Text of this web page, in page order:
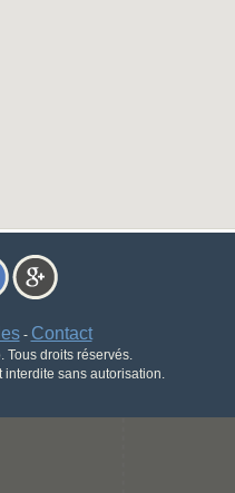
- Contact
Tous droits réservés.
interdite sans autorisation.